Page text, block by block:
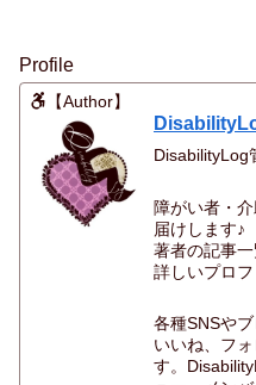
Profile
【Author】
DisabilityLog
障がい者・
届けします♪
著者の記事
詳しいプロ
各種SNSや
いいね、フ
す。